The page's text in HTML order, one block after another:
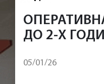
ДО 2-Х
05/01/26